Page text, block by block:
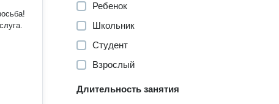
Ребенок
Школьник
Студент
Взрослый
Длительность занятия